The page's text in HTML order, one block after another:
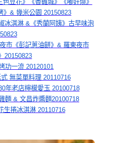
豆花》《香雞城》《嘟好燒》
》& 幾米公園 20150823
冰淇淋 &《秀蘭阿姨》古早味泡
市《彭記蔥油餅》& 羅東夜市
20150823
功一流 20120101
無菜單料理 20110716
年老店檸檬愛玉 20100718
麵 & 文昌炸醬麵20100718
生捲冰淇淋 20110716